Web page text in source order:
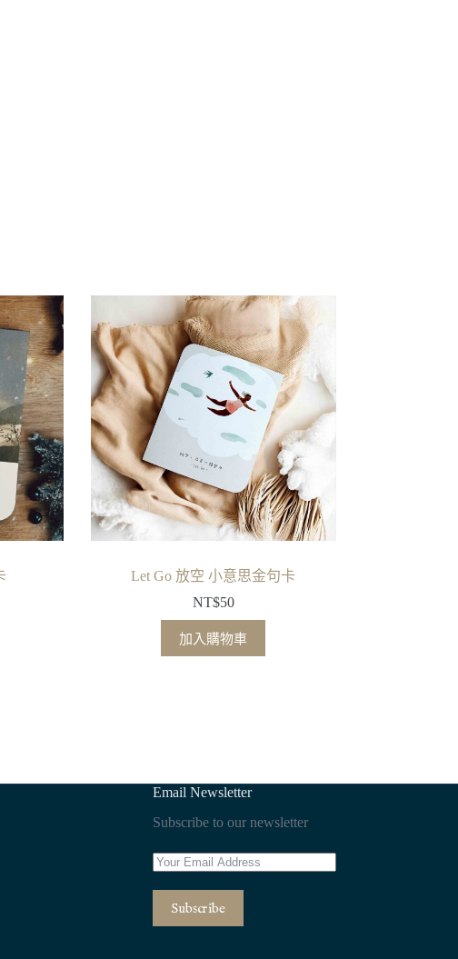
Let Go 放空 小意思金句卡
NT$50
加入購物車
Email Newsletter
Subscribe to our newsletter
Subscribe